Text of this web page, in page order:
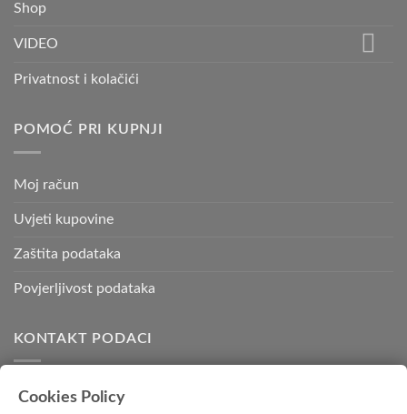
Shop
VIDEO
Privatnost i kolačići
POMOĆ PRI KUPNJI
Moj račun
Uvjeti kupovine
Zaštita podataka
Povjerljivost podataka
KONTAKT PODACI
Kvadratura d.o.o.
Cookies Policy